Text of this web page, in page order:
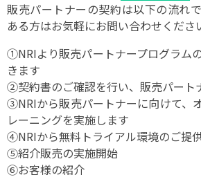
販売パートナーの契約は以下の流れ
ある方はお気軽にお問い合わせくださ
①NRIより販売パートナープログラム
きます
②契約書のご確認を行い、販売パート
③NRIから販売パートナーに向けて、
レーニングを実施します
④NRIから無料トライアル環境のご提供
⑤紹介販売の実施開始
⑥お客様の紹介